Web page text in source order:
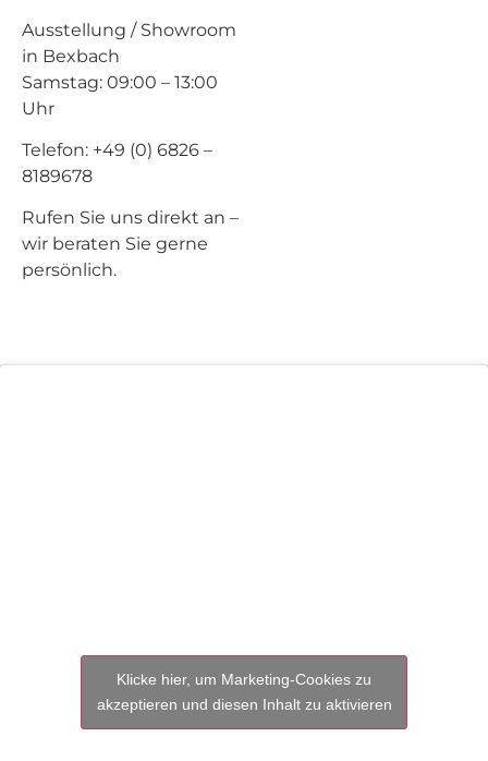
Ausstellung / Showroom
in Bexbach
Samstag: 09:00 – 13:00
Uhr
Telefon: +49 (0) 6826 –
8189678
Rufen Sie uns direkt an –
wir beraten Sie gerne
persönlich.
Klicke hier, um Marketing-Cookies zu
akzeptieren und diesen Inhalt zu aktivieren